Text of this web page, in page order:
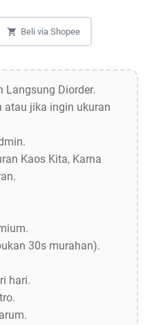
Beli via Shopee
Langsung Diorder.
atau jika ingin ukuran
Kaos Kita, Karna
30s murahan).
hari.